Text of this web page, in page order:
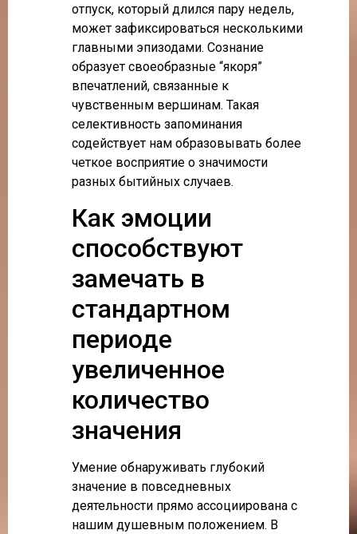
отпуск, который длился пару недель,
может зафиксироваться несколькими
главными эпизодами. Сознание
образует своеобразные “якоря”
впечатлений, связанные к
чувственным вершинам. Такая
селективность запоминания
содействует нам образовывать более
четкое восприятие о значимости
разных бытийных случаев.
Как эмоции
способствуют
замечать в
стандартном
периоде
увеличенное
количество
значения
Умение обнаруживать глубокий
значение в повседневных
деятельности прямо ассоциирована с
нашим душевным положением. В